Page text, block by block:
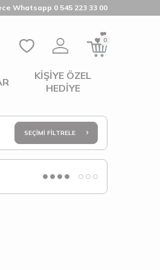
Whatsapp 0 545 223 33 00
0
KIŞIYE ÖZEL
HEDIYE
SEÇIMI FILTRELE